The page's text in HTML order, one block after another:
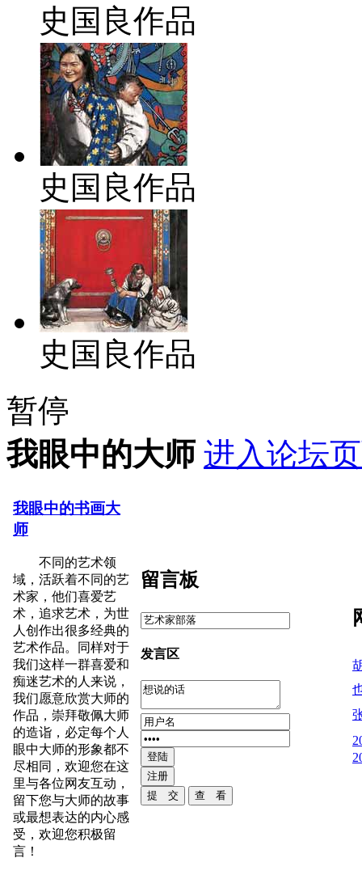
史国良作品
史国良作品
史国良作品
暂停
我眼中的大师 进入论坛
我眼中的书画大
师
不同的艺术领
域，活跃着不同的艺
术家，他们喜爱艺
术，追求艺术，为世
人创作出很多经典的
艺术作品。同样对于
我们这样一群喜爱和
痴迷艺术的人来说，
我们愿意欣赏大师的
作品，崇拜敬佩大师
的造诣，必定每个人
眼中大师的形象都不
尽相同，欢迎您在这
里与各位网友互动，
留下您与大师的故事
或最想表达的内心感
受，欢迎您积极留
言！
留言板
发言区